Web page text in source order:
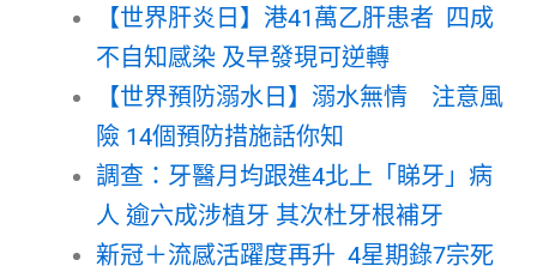
【世界肝炎日】港41萬乙肝患者 四成
不自知感染 及早發現可逆轉
【世界預防溺水日】溺水無情 注意風
險 14個預防措施話你知
調查：牙醫月均跟進4北上「睇牙」病
人 逾六成涉植牙 其次杜牙根補牙
新冠＋流感活躍度再升 4星期錄7宗死